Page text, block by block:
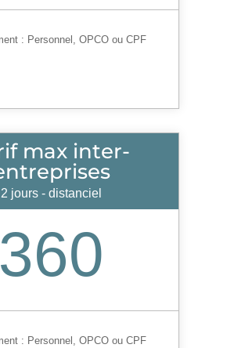
: Personnel, OPCO ou CPF
max inter-
2 jours - distanciel
360
: Personnel, OPCO ou CPF